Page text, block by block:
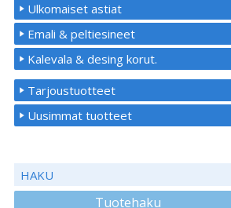
Ulkomaiset astiat
Emali & peltiesineet
Kalevala & desing korut.
Tarjoustuotteet
Uusimmat tuotteet
HAKU
Tuotehaku